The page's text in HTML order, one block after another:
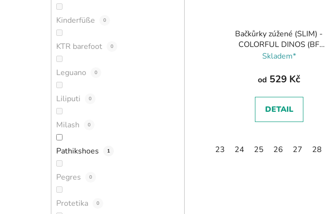
Kinderfüße 0
KTR barefoot 0
Leguano 0
Liliputi 0
Milash 0
Pathikshoes 1
Pegres 0
Protetika 0
Bačkůrky zúžené (SLIM) -
COLORFUL DINOS (BF
060010/W/02), Boty Beda
Skladem*
od 529 Kč
DETAIL
23 24 25 26 27 28